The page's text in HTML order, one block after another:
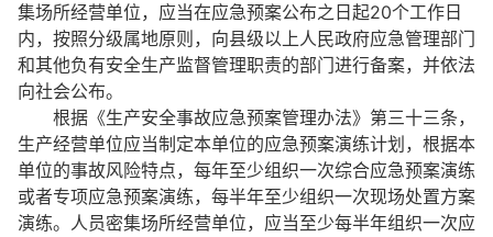
集场所经营单位，应当在应急预案公布之日起20个工作日
内，按照分级属地原则，向县级以上人民政府应急管理部门
和其他负有安全生产监督管理职责的部门进行备案，并依法
向社会公布。
根据《生产安全事故应急预案管理办法》第三十三条，
生产经营单位应当制定本单位的应急预案演练计划，根据本
单位的事故风险特点，每年至少组织一次综合应急预案演练
或者专项应急预案演练，每半年至少组织一次现场处置方案
演练。人员密集场所经营单位，应当至少每半年组织一次应